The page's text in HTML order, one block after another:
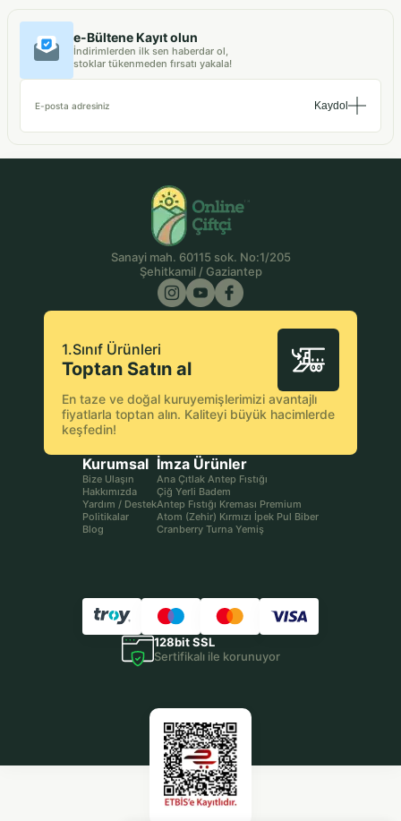
e-Bültene Kayıt olun
İndirimlerden ilk sen haberdar ol,
stoklar tükenmeden fırsatı yakala!
E-posta adresiniz Kaydol
Kurumsal
Bize Ulaşın
Hakkımızda
Yardım / Destek
Politikalar
Blog
İmza Ürünler
Ana Çıtlak Antep Fıstığı
Çiğ Yerli Badem
Antep Fıstığı Kreması Premium
Atom (Zehir) Kırmızı İpek Pul Biber
Cranberry Turna Yemiş
1.Sınıf Ürünleri
Toptan Satın al
En taze ve doğal kuruyemişlerimizi avantajlı
fiyatlarla toptan alın. Kaliteyi büyük hacimlerde
keşfedin!
Sanayi mah. 60115 sok. No:1/205
Şehitkamil / Gaziantep
128bit SSL
Sertifikalı ile korunuyor